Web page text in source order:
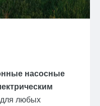
насосные
любых